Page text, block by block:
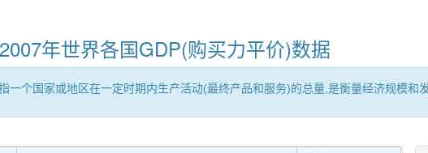
2007年世界各国GDP(购买力平价)数据
个国家或地区在一定时期内生产活动(最终产品和服务)的总量,是衡量经济规模和